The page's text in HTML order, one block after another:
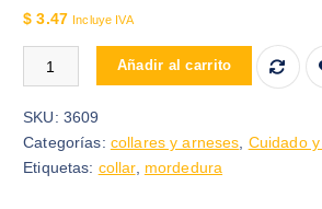
$ 3.47 Incluye IVA
Cono anti-mordedura mediano para
Añadir al carrito
SKU: 3609
Categorías: collares y arneses, Cuidado
Etiquetas: collar, mordedura